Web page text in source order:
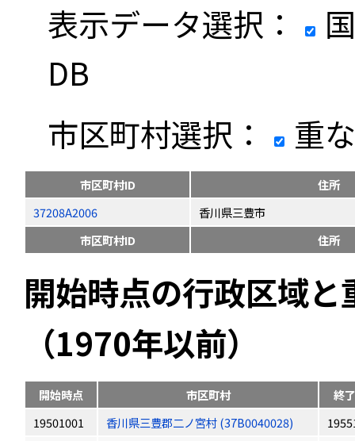
表示データ選択：
DB
市区町村選択：
重
市区町村ID
住所
37208A2006
香川県三豊市
市区町村ID
住所
開始時点の行政区域
（1970年以前）
開始時点 市区町村
終
19501001
香川県三豊郡二ノ宮村 (37B0040028)